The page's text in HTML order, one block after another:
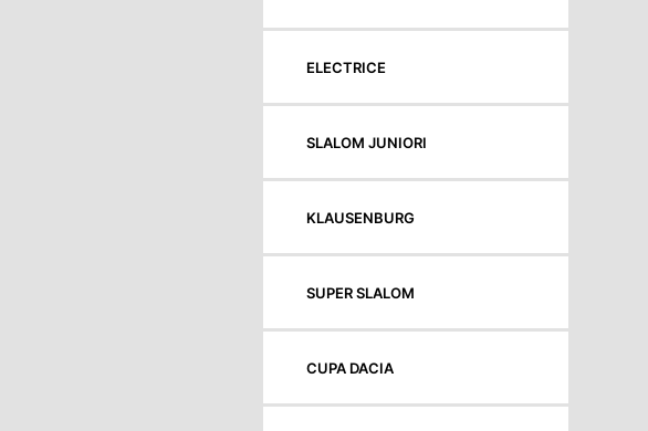
ELECTRICE
SLALOM JUNIORI
KLAUSENBURG
SUPER SLALOM
CUPA DACIA